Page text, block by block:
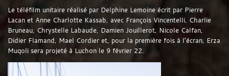
Le téléfilm unitaire réalisé par Delphine Lemoine écrit par Pierre
Lacan et Anne Charlotte Kassab, avec François Vincentelli, Charlie
Bruneau, Chrystelle Labaude, Damien Jouillerot, Nicole Calfan,
Didier Flamand, Mael Cordier et, pour la première fois à l’écran, Erza
Muqoli sera projeté à Luchon le 9 février 22.